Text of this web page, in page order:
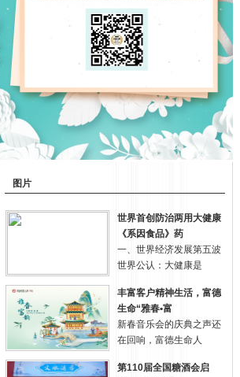
图片
世界首创防治两用大健康
《系因食品》药
一、世界经济发展第五波
世界公认：大健康是
丰富客户精神生活，富德
生命“雅春•富
新春音乐会的庆典之声还
在回响，富德生命人
第110届全国糖酒会启